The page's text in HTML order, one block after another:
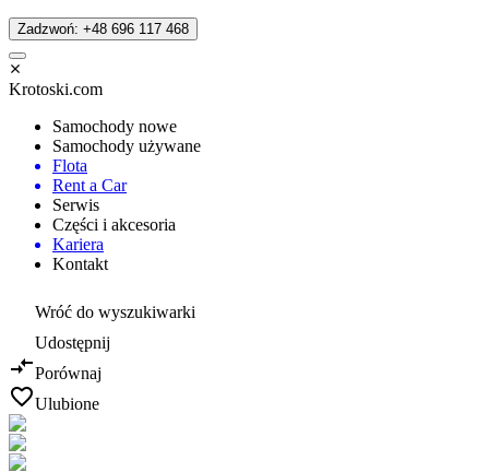
Zadzwoń: +48 696 117 468
Krotoski.com
Samochody nowe
Samochody używane
Flota
Rent a Car
Serwis
Części i akcesoria
Kariera
Kontakt
Wróć do wyszukiwarki
Udostępnij
Porównaj
Ulubione